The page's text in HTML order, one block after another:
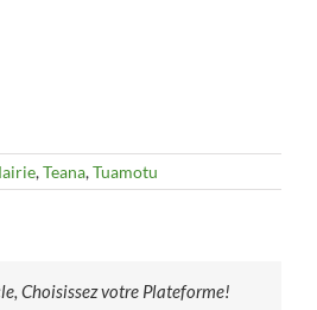
,Teana,Tuamotu
Choisissez votre Plateforme!